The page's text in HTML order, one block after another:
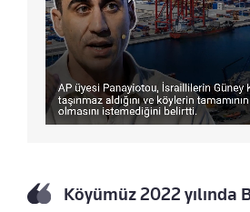
Köyümüz 2022 yılında